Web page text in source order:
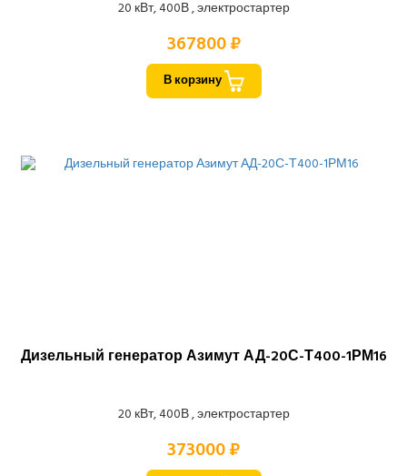
20 кВт, 400В , электростартер
367800 ₽
В корзину
Дизельный генератор Азимут АД-20С-Т400-1РМ16
20 кВт, 400В , электростартер
373000 ₽